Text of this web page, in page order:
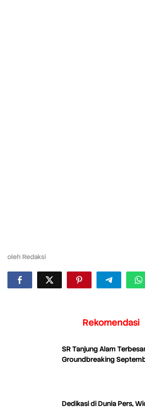
oleh Redaksi
Rekomendasi
SR Tanjung Alam
Groundbreaking
Dedikasi di Dunia Pers,